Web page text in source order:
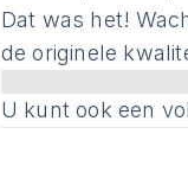
Dat was het!
de originele
U kunt ook een